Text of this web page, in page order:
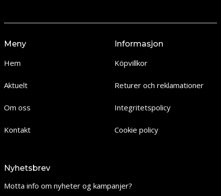
Meny
Hem
Aktuelt
Om oss
Kontakt
Informasjon
Köpvillkor
Returer och reklamationer
Integritetspolicy
Cookie policy
Nyhetsbrev
Motta info om nyheter og kampanjer?